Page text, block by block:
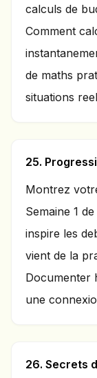
calculs de
Comment
de maths
situations
25.
Montrez
Semaine 1
inspire les
vient de la
Documenter
une
26. Secrets